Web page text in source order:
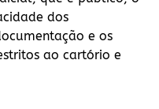
dos
e os
ao cartório e